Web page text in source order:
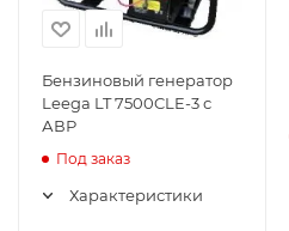
Бензиновый генератор
Leega LT 7500CLE-3 с
АВР
Под заказ
Характеристики